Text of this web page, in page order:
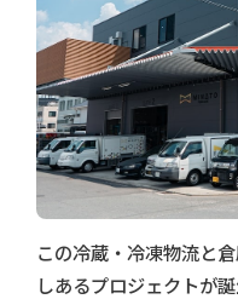
この冷蔵・冷凍物流と
しあるプロジェクトが